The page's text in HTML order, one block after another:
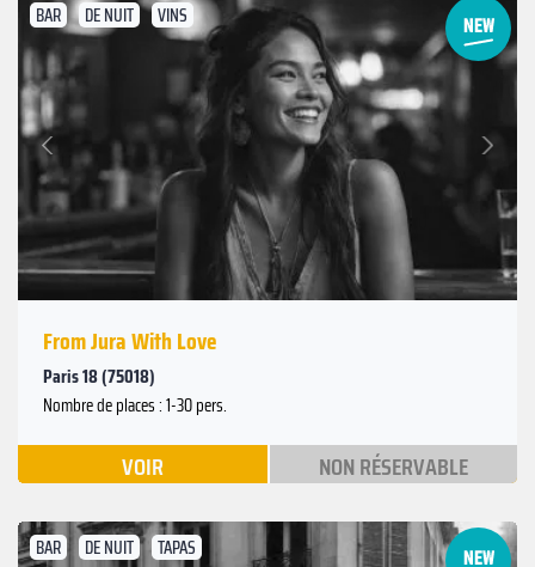
BAR DE NUIT VINS
Précédent
Suivant
From Jura With Love
Paris 18 (75018)
Nombre de places : 1-30 pers.
VOIR NON RÉSERVABLE
BAR DE NUIT TAPAS